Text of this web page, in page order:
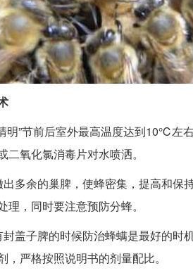
明”节前后室外最高温度达到10℃左
氧化氯消毒片对水喷洒。
多余的巢脾，使蜂密集，提高和
，同时要注意预防分蜂。
盖子脾的时候防治蜂螨是最好的
严格按照说明书的剂量配比。